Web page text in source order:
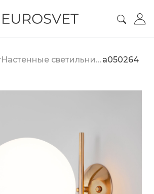
Настенные светильникиa050264